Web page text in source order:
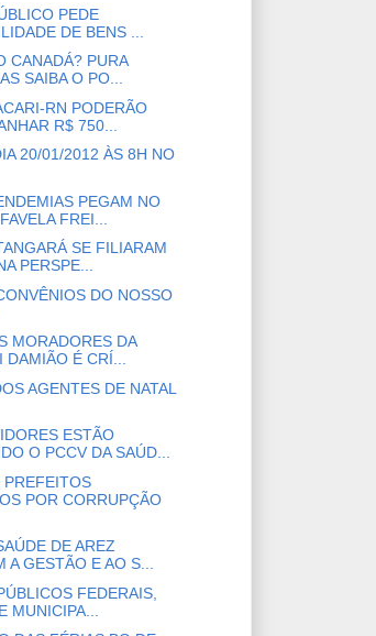
PEDE
DE BENS ...
CANADÁ? PURA
SAIBA O PO...
RN PODERÃO
R$ 750...
20/01/2012 ÀS 8H NO
PEGAM NO
FREI...
SE FILIARAM
PERSPE...
DO NOSSO
MORADORES DA
DAMIÃO É CRÍ...
AGENTES DE NATAL
ESTÃO
O PCCV DA SAÚD...
PREFEITOS
POR CORRUPÇÃO
DE AREZ
A GESTÃO E AO S...
FEDERAIS,
MUNICIPA...